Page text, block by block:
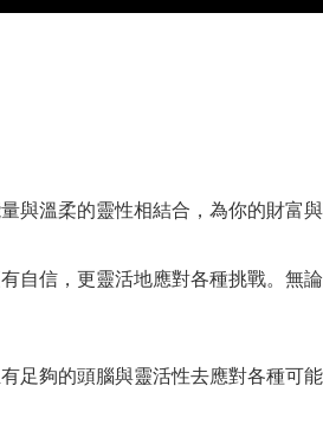
溫柔的靈性相結合，為你的財富
自信，更靈活地應對各種挑戰。無
足夠的頭腦與靈活性去應對各種可